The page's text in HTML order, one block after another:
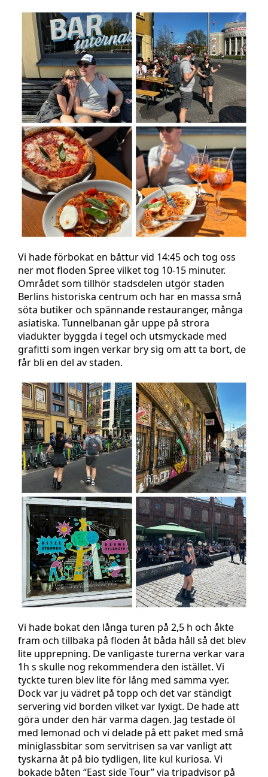
Vi hade förbokat en båttur vid 14:45 och tog oss
ner mot floden Spree vilket tog 10-15 minuter.
Området som tillhör stadsdelen utgör staden
Berlins historiska centrum och har en massa små
söta butiker och spännande restauranger, många
asiatiska. Tunnelbanan går uppe på strora
viadukter byggda i tegel och utsmyckade med
grafitti som ingen verkar bry sig om att ta bort, de
får bli en del av staden.
Vi hade bokat den långa turen på 2,5 h och åkte
fram och tillbaka på floden åt båda håll så det blev
lite upprepning. De vanligaste turerna verkar vara
1h s skulle nog rekommendera den istället. Vi
tyckte turen blev lite för lång med samma vyer.
Dock var ju vädret på topp och det var ständigt
servering vid borden vilket var lyxigt. De hade att
göra under den här varma dagen. Jag testade öl
med lemonad och vi delade på ett paket med små
miniglassbitar som servitrisen sa var vanligt att
tyskarna åt på bio tydligen, lite kul kuriosa. Vi
bokade båten “East side Tour” via tripadvisor på